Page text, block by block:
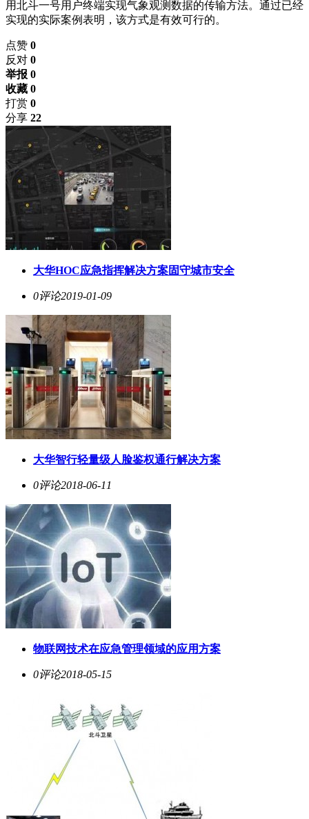
用北斗一号用户终端实现气象观测数据的传输方法。通过已经
实现的实际案例表明，该方式是有效可行的。
点赞 0
反对 0
举报 0
收藏 0
打赏 0
分享 22
大华HOC应急指挥解决方案固守城市安全
0评论2019-01-09
大华智行轻量级人脸鉴权通行解决方案
0评论2018-06-11
物联网技术在应急管理领域的应用方案
0评论2018-05-15